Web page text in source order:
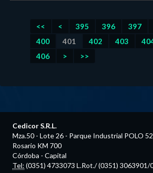
<< < 395 396 397
400
401 402 403
406
> >>
Cedicor S.R.L.
Mza.50 - Lote 26 - Parque Industrial POLO
Rosario KM 700
Córdoba - Capital
Tel: (0351) 4733073 L.Rot./ (0351) 3063901/